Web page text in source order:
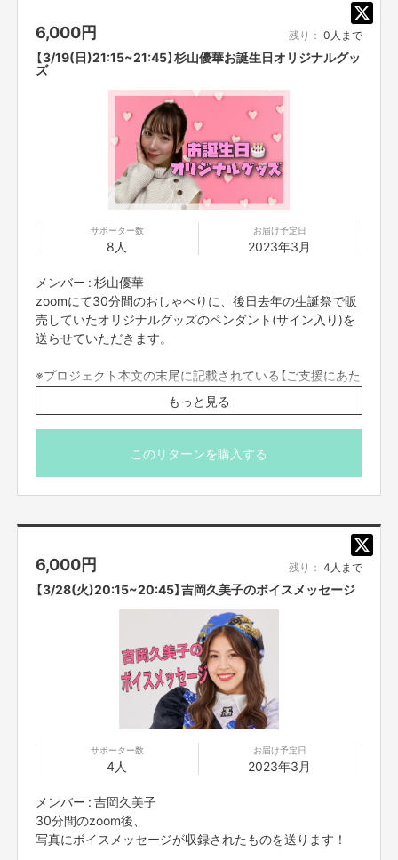
6,000円 残り： 0人まで
【3/19(日)21:15~21:45】杉山優華お誕生日オリジナルグッ
ズ
サポーター数
8人
お届け予定日
2023年3月
メンバー : 杉山優華
zoomにて30分間のおしゃべりに、後日去年の生誕祭で販
売していたオリジナルグッズのペンダント(サイン入り)を
送らせていただきます。
※プロジェクト本文の末尾に記載されている【ご支援にあた
ってのご注意事項】を必ずご一読ください。
もっと見る
このリターンを購入する
6,000円 残り： 4人まで
【3/28(火)20:15~20:45】吉岡久美子のボイスメッセージ
サポーター数
4人
お届け予定日
2023年3月
メンバー : 吉岡久美子
30分間のzoom後、
写真にボイスメッセージが収録されたものを送ります！